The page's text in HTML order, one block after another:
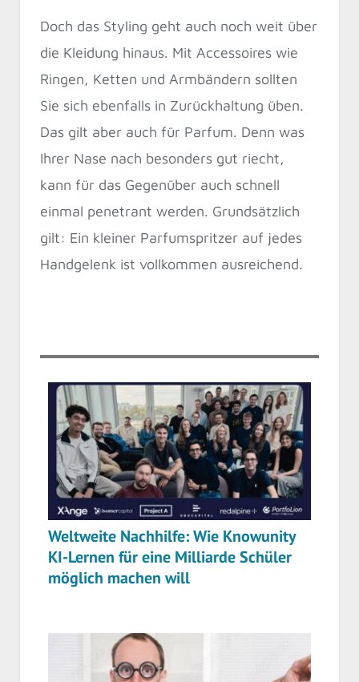
Doch das Styling geht auch noch weit über
die Kleidung hinaus. Mit Accessoires wie
Ringen, Ketten und Armbändern sollten
Sie sich ebenfalls in Zurückhaltung üben.
Das gilt aber auch für Parfum. Denn was
Ihrer Nase nach besonders gut riecht,
kann für das Gegenüber auch schnell
einmal penetrant werden. Grundsätzlich
gilt: Ein kleiner Parfumspritzer auf jedes
Handgelenk ist vollkommen ausreichend.
Weltweite Nachhilfe: Wie Knowunity
KI-Lernen für eine Milliarde Schüler
möglich machen will